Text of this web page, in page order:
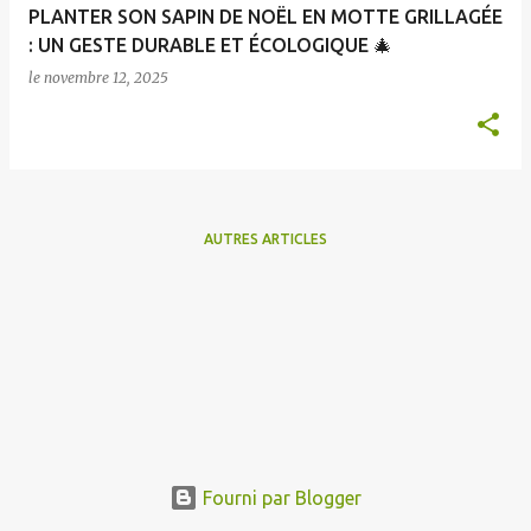
PLANTER SON SAPIN DE NOËL EN MOTTE GRILLAGÉE
: UN GESTE DURABLE ET ÉCOLOGIQUE 🎄
le novembre 12, 2025
AUTRES ARTICLES
Fourni par Blogger